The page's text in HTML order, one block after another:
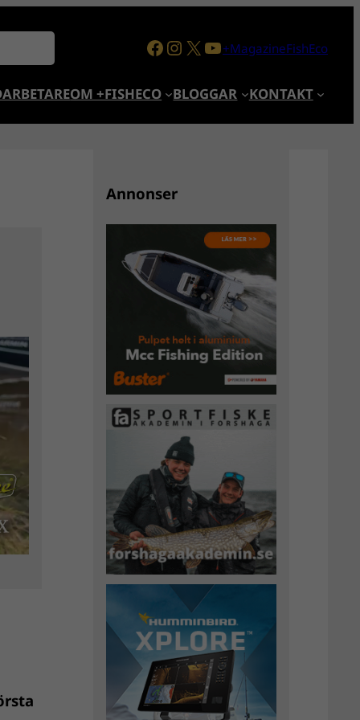
Facebook
Instagram
X YouTube
+MagazineFishEco
OM +FISHECO BLOGGAR KONTAKT
Annonser